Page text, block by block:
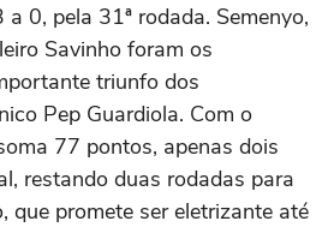
0, pela 31ª rodada. Semenyo,
Savinho foram os
triunfo dos
Pep Guardiola. Com o
77 pontos, apenas dois
restando duas rodadas para
que promete ser eletrizante até